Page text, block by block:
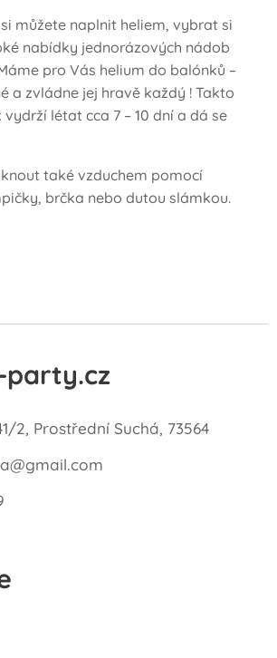
můžete naplnit heliem, vybrat si
nabídky jednorázových nádob
pro Vás helium do balónků –
a zvládne jej hravě každý ! Takto
létat cca 7 – 10 dní a dá se
také vzduchem pomocí
brčka nebo dutou slámkou.
party.cz
2, Prostřední Suchá, 73564